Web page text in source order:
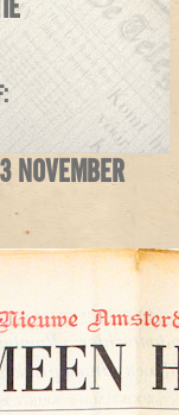
NOVEMBER